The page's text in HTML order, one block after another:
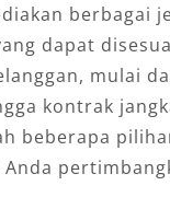
2.5
dengan
dan
seperti
berbagai
dapat
mulai
kontrak
beberapa
Anda